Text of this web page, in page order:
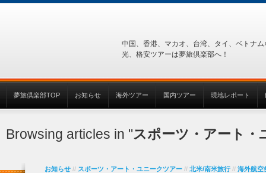
中国、香港、マカオ、台湾、タイ、ベトナ
光、格安ツアーは夢旅倶楽部へ！
夢旅倶楽部TOP お知らせ 海外ツアー 国内ツアー 現地レポート
Browsing articles in "スポーツ・アート・
お知らせ // スポーツ・アート・ユニークツアー // 北米/南米旅行 // 海外航空